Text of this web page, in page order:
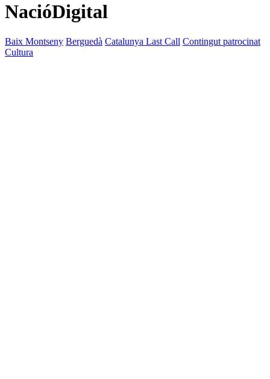
NacióDigital
Baix Montseny Berguedà Catalunya Last Call Contingut patrocinat
Cultura